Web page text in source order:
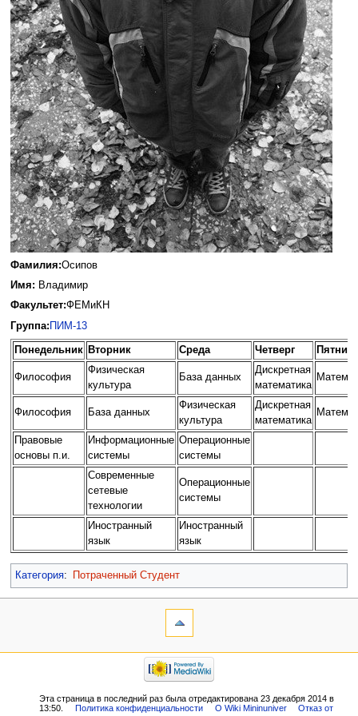
Фамилия:Осипов
Имя: Владимир
Факультет:ФЕМиКН
Группа: ПИМ-13
Понедельник Вторник Среда Четверг
Философия
Физическая
культура
База данных
Дискретная
математика
Философия База данных
Физическая
культура
Дискретная
математика
Правовые
основы п.и.
Информационные
системы
Операционные
системы
Современные
сетевые
технологии
Операционные
системы
Иностранный
язык
Иностранный
язык
Категория: Потраченный Студент
Эта страница в последний раз была отредактирована 23 декабря 2014 в
13:50.
Политика конфиденциальности О Wiki Mininuniver
Отказ от